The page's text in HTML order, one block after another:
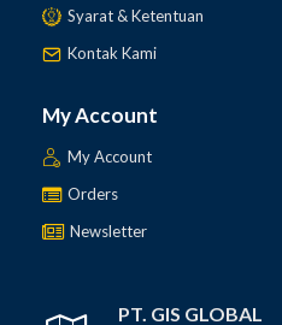
Syarat & Ketentuan
Kontak Kami
My Account
My Account
Orders
Newsletter
PT. GIS GLOBAL